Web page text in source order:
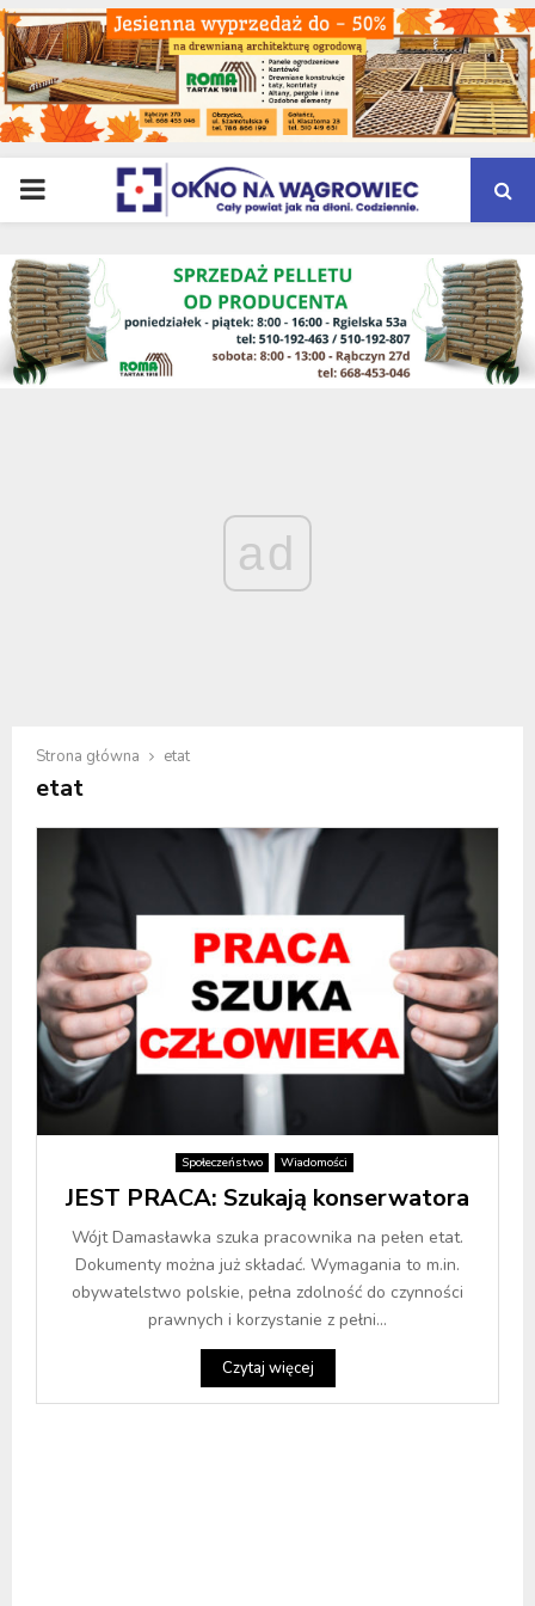
PRIMARY
MENU
ad
Strona główna etat
etat
Społeczeństwo Wiadomości
JEST PRACA: Szukają konserwatora
Wójt Damasławka szuka pracownika na pełen etat.
Dokumenty można już składać. Wymagania to m.in.
obywatelstwo polskie, pełna zdolność do czynności
prawnych i korzystanie z pełni...
Czytaj więcej